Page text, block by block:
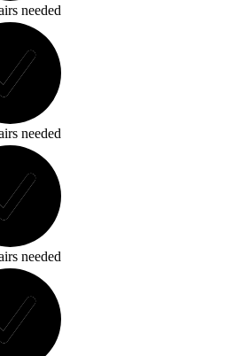
needed
needed
needed